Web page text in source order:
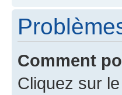
Comment
Cliquez sur